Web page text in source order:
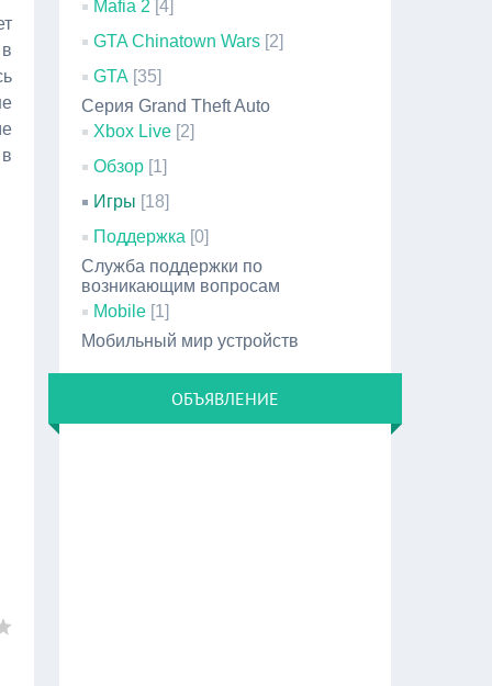
Mafia 2 [4]
GTA Chinatown Wars [2]
GTA [35]
Серия Grand Theft Auto
Xbox Live [2]
Обзор [1]
Игры [18]
Поддержка [0]
Служба поддержки по
возникающим вопросам
Mobile [1]
Мобильный мир устройств
ОБЪЯВЛЕНИЕ